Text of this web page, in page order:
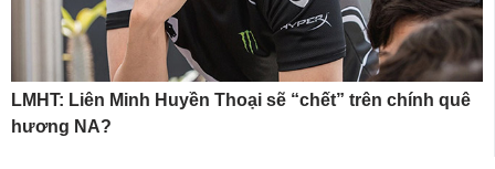
LMHT: Liên Minh Huyền Thoại sẽ “chết” trên chính quê
hương NA?